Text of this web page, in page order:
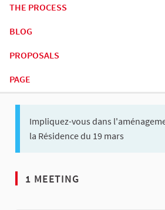
THE PROCESS
BLOG
PROPOSALS
PAGE
Impliquez-vous dans
la Résidence du 19 mars
1 MEETING